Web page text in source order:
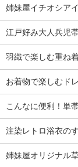
姉妹屋イチオシア
江戸好み大人兵児
羽織で楽しむ重ね
お着物で楽しむド
こんなに便利！単
注染レトロ浴衣の
姉妹屋オリジナル